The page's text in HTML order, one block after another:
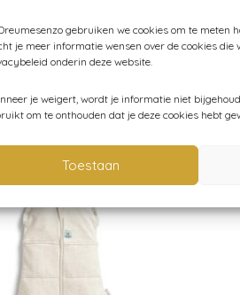
gebruiken we cookies om te meten
je meer informatie wensen over de cookies
onderin deze website.
je weigert, wordt je informatie niet
om te onthouden dat je deze cookies hebt
Toestaan
– Slaapzak met
Oatmeal – Winter
Kico